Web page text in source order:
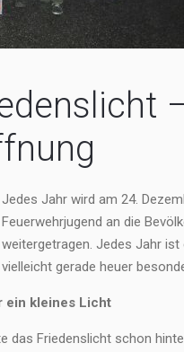
Jedes Jahr wird am 24.
Feuerwehrjugend an die
weitergetragen. Jedes Jahr
vielleicht gerade heuer
ein kleines Licht
das Friedenslicht schon